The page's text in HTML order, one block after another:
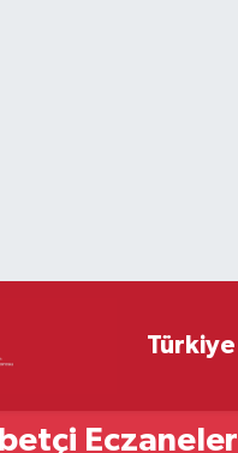
Türkiye
Eczaneler